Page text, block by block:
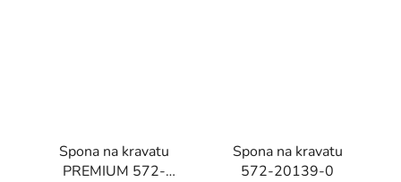
Spona na kravatu
PREMIUM 572-
Spona na kravatu
572-20139-0